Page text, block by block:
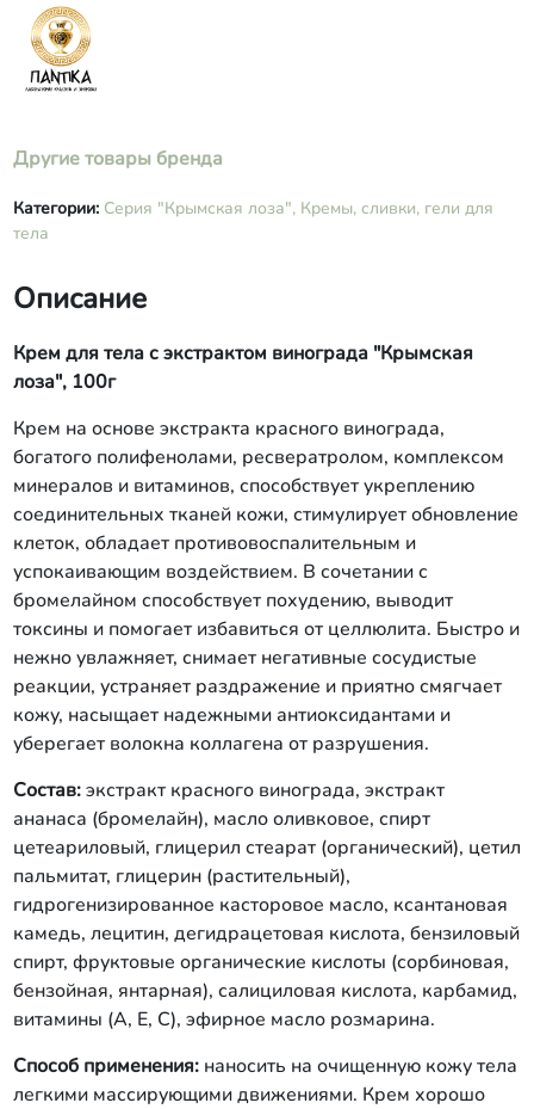
Другие товары бренда
Категории: Серия "Крымская лоза", Кремы, сливки, гели для
тела
Описание
Крем для тела с экстрактом винограда "Крымская
лоза", 100г
Крем на основе экстракта красного винограда,
богатого полифенолами, ресвератролом, комплексом
минералов и витаминов, способствует укреплению
соединительных тканей кожи, стимулирует обновление
клеток, обладает противовоспалительным и
успокаивающим воздействием. В сочетании с
бромелайном способствует похудению, выводит
токсины и помогает избавиться от целлюлита. Быстро и
нежно увлажняет, снимает негативные сосудистые
реакции, устраняет раздражение и приятно смягчает
кожу, насыщает надежными антиоксидантами и
уберегает волокна коллагена от разрушения.
Состав:экстракт красного винограда, экстракт
ананаса (бромелайн), масло оливковое, спирт
цетеариловый, глицерил стеарат (органический), цетил
пальмитат, глицерин (растительный),
гидрогенизированное касторовое масло, ксантановая
камедь, лецитин, дегидрацетовая кислота, бензиловый
спирт, фруктовые органические кислоты (сорбиновая,
бензойная, янтарная), салициловая кислота, карбамид,
витамины (А, Е, С), эфирное масло розмарина.
Способ применения:наносить на очищенную кожу тела
легкими массирующими движениями. Крем хорошо